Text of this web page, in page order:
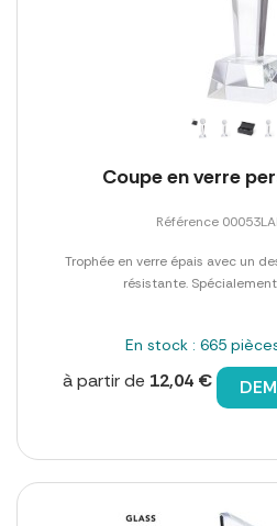
Coupe en verre
Référence
Trophée en verre épais avec un
résistante.
En stock : 665
à partir de 12,04 €